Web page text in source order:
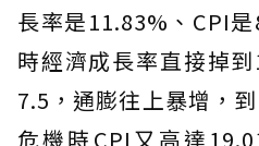
長率是11.83%、CPI
時經濟成長率直接掉
7.5，通膨往上暴增，
危機時CPI又高達